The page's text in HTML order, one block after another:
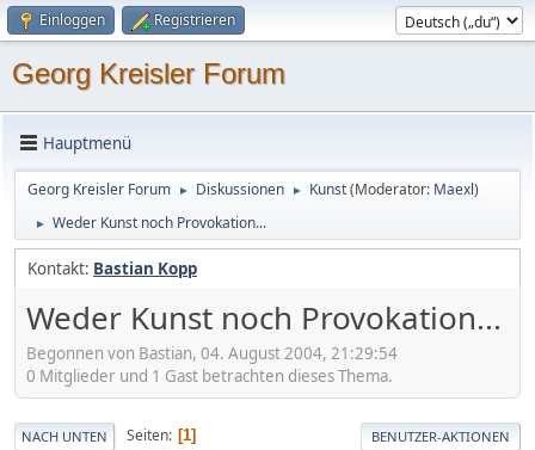
Einloggen Registrieren
Georg Kreisler Forum
Hauptmenü
Georg Kreisler Forum ► Diskussionen ► Kunst(Moderator: Maexl)
► Weder Kunst noch Provokation...
Kontakt: Bastian Kopp
Weder Kunst noch Provokation...
Begonnen von Bastian, 04. August 2004, 21:29:54
0 Mitglieder und 1 Gast betrachten dieses Thema.
NACH UNTEN Seiten 1 BENUTZER-AKTIONEN